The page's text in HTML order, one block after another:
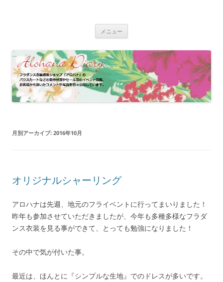
キ
ッ
プ
ラドレスの着用写真などをご紹介
メニュー
月別アーカイブ: 2016年10月
オリジナルシャーリング
アロハナは先週、地元のフライベントに行ってまいりました！
昨年も参加させていただきましたが、今年も多種多様なフラダ
ンス衣装を見る事ができて、とっても勉強になりました！
その中で気が付いた事。
最近は、ほんとに『シンプルな生地』でのドレスが多いです。